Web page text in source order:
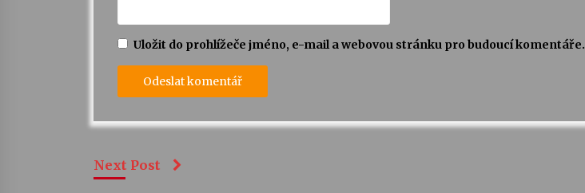
Uložit do prohlížeče jméno, e-mail a webovou stránku pro budoucí komentáře.
Next Post